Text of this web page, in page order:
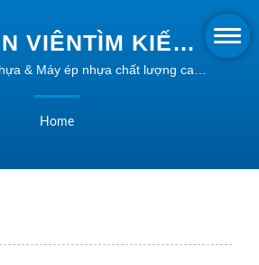
VIÊNTÌM KIẾM |
ÉP NHỰA
DẠNG | INTYPE
& Máy ép nhựa chất lượng cao |
Home